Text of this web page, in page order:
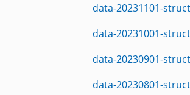
data-20231101-
data-20231001-
data-20230901-
data-20230801-